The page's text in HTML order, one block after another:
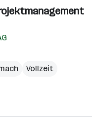
Vollzeit